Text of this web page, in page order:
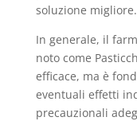
soluzione migliore.
In generale, il
noto come
efficace, ma è
eventuali effetti
precauzionali